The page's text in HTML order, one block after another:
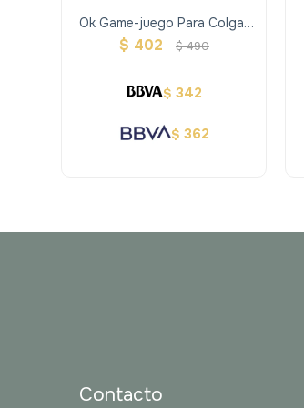
Ok Game-juego Para Colgar
De Las Mochilas
$ 402 $490
$ 342
$ 362
Contacto